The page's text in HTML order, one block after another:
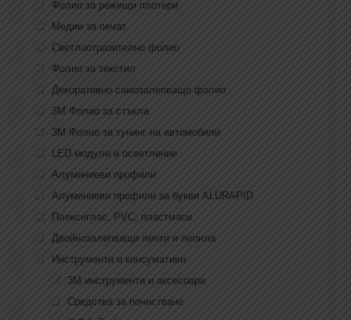
Фолио за режещи плотери
Медии за печат
Светлоотразително фолио
Фолио за текстил
Декоративно самозалепващо фолио
3M Фолио за стъкла
3M Фолио за тунинг на автомобили
LED модули и осветление
Алуминиеви профили
Алуминиеви профили за букви ALURAPID
Плексиглас, PVC, пластмаси
Двойнозалепващи ленти и лепила
Инструменти и консумативи
3M инструменти и аксесоари
Средства за почистване